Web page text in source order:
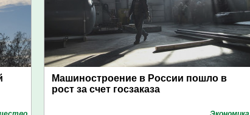
Машиностроение в России пошло в
рост за счет госзаказа